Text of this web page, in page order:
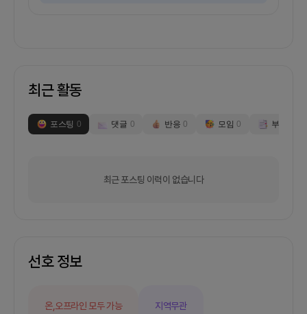
팅 3년&amp; 스타트업에서 2년 반(전략 포지션이
었으며 스업 특성상 서비스 기획 및 출시를 한 경험
ca5b32bf33914c0085e2403ff37456e3
최근 활동
포스팅 0 댓글 0 반응 0 모임 0 부스
최근 포스팅 이력이 없습니다
선호 정보
온,오프라인 모두 가능 지역무관